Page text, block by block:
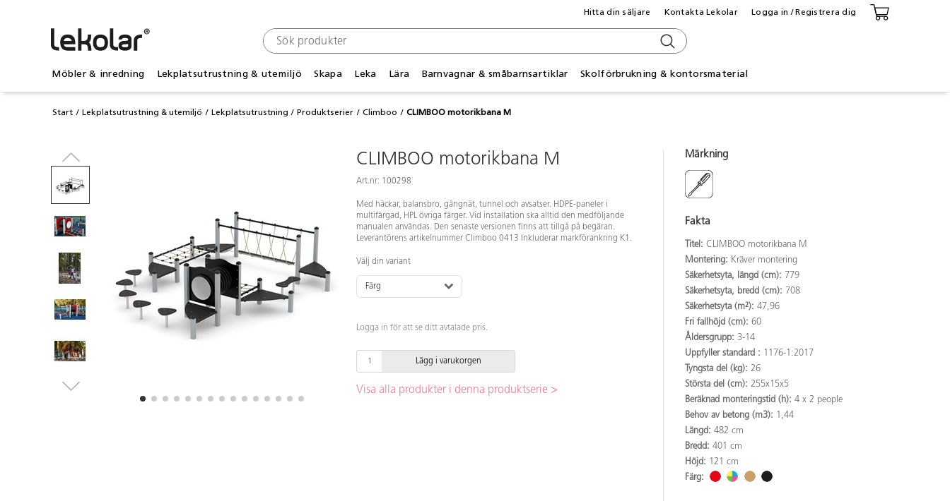
Möbler & inredning Lekplatsutrustning & utemiljö Skapa Leka Lära Barnvagnar & småbarnsartiklar Skolförbrukning & kontorsmaterial
Hitta din säljare Kontakta Lekolar Logga in / Registrera dig
Start Lekplatsutrustning & utemiljö Lekplatsutrustning Produktserier Climboo CLIMBOO motorikbana M
CLIMBOO motorikbana M
Art.nr: 100298
Med häckar, balansbro, gångnät, tunnel och avsatser. HDPE-paneler i
multifärgad, HPL övriga färger. Vid installation ska alltid den medföljande
manualen användas. Den senaste versionen finns att tillgå på begäran.
Leverantörens artikelnummer Climboo 0413 Inkluderar markförankring K1.
Välj din variant
Färg
Logga in för att se ditt avtalade pris.
Lägg i varukorgen
Visa alla produkter i denna produktserie >
Märkning
Fakta
Titel: CLIMBOO motorikbana M
Montering: Kräver montering
Säkerhetsyta, längd (cm): 779
Säkerhetsyta, bredd (cm): 708
Säkerhetsyta (m²): 47,96
Fri fallhöjd (cm): 60
Åldersgrupp: 3-14
Uppfyller standard : 1176-1:2017
Tyngsta del (kg): 26
Största del (cm): 255x15x5
Beräknad monteringstid (h): 4 x 2 people
Behov av betong (m3): 1,44
Längd: 482 cm
Bredd: 401 cm
Höjd: 121 cm
Färg: